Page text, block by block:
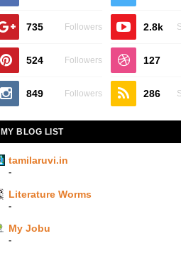
735 Followers 2.8k
524 Followers 127
849 Followers 286
MY BLOG LIST
tamilaruvi.in
-
Literature Worms
-
My Jobu
-